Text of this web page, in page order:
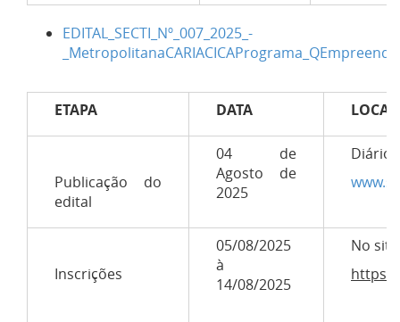
EDITAL_SECTI_Nº_007_2025_-
ETAPA DATA LOCAL
Publicação do
edital
04 de
Agosto de
2025
Diário
Inscrições
05/08/2025
à
14/08/2025
No